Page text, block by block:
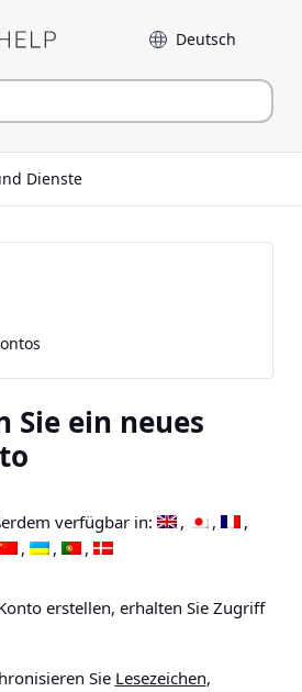
Sprache
Dienste
Sie ein neues
verfügbar in:
erstellen, erhalten Sie Zugriff
Sie Lesezeichen,